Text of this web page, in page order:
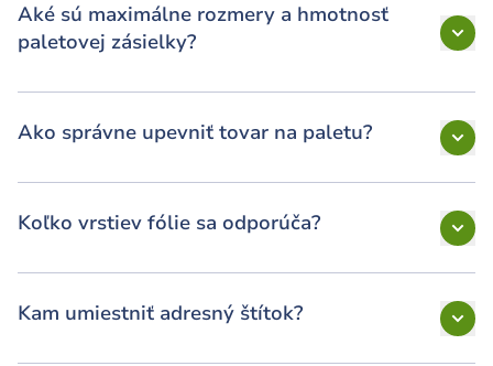
Aké sú maximálne rozmery a hmotnosť
paletovej zásielky?
Ako správne upevniť tovar na paletu?
Koľko vrstiev fólie sa odporúča?
Kam umiestniť adresný štítok?